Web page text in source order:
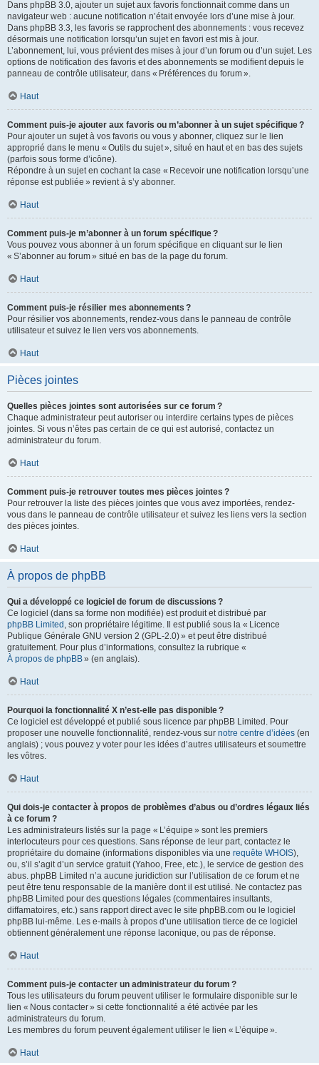
Dans phpBB 3.0, ajouter un sujet aux favoris fonctionnait comme dans un
navigateur web : aucune notification n’était envoyée lors d’une mise à jour.
Dans phpBB 3.3, les favoris se rapprochent des abonnements : vous recevez
désormais une notification lorsqu’un sujet en favori est mis à jour.
L’abonnement, lui, vous prévient des mises à jour d’un forum ou d’un sujet. Les
options de notification des favoris et des abonnements se modifient depuis le
panneau de contrôle utilisateur, dans « Préférences du forum ».
Haut
Comment puis-je ajouter aux favoris ou m’abonner à un sujet spécifique ?
Pour ajouter un sujet à vos favoris ou vous y abonner, cliquez sur le lien
approprié dans le menu « Outils du sujet », situé en haut et en bas des sujets
(parfois sous forme d’icône).
Répondre à un sujet en cochant la case « Recevoir une notification lorsqu’une
réponse est publiée » revient à s’y abonner.
Haut
Comment puis-je m’abonner à un forum spécifique ?
Vous pouvez vous abonner à un forum spécifique en cliquant sur le lien
« S’abonner au forum » situé en bas de la page du forum.
Haut
Comment puis-je résilier mes abonnements ?
Pour résilier vos abonnements, rendez-vous dans le panneau de contrôle
utilisateur et suivez le lien vers vos abonnements.
Haut
Pièces jointes
Quelles pièces jointes sont autorisées sur ce forum ?
Chaque administrateur peut autoriser ou interdire certains types de pièces
jointes. Si vous n’êtes pas certain de ce qui est autorisé, contactez un
administrateur du forum.
Haut
Comment puis-je retrouver toutes mes pièces jointes ?
Pour retrouver la liste des pièces jointes que vous avez importées, rendez-
vous dans le panneau de contrôle utilisateur et suivez les liens vers la section
des pièces jointes.
Haut
À propos de phpBB
Qui a développé ce logiciel de forum de discussions ?
Ce logiciel (dans sa forme non modifiée) est produit et distribué par
phpBB Limited , son propriétaire légitime. Il est publié sous la « Licence
Publique Générale GNU version 2 (GPL-2.0) » et peut être distribué
gratuitement. Pour plus d’informations, consultez la rubrique «
À propos de phpBB» (en anglais).
Haut
Pourquoi la fonctionnalité X n’est-elle pas disponible ?
Ce logiciel est développé et publié sous licence par phpBB Limited. Pour
proposer une nouvelle fonctionnalité, rendez-vous sur notre centre d’idées (en
anglais) ; vous pouvez y voter pour les idées d’autres utilisateurs et soumettre
les vôtres.
Haut
Qui dois-je contacter à propos de problèmes d’abus ou d’ordres légaux liés
à ce forum ?
Les administrateurs listés sur la page « L’équipe » sont les premiers
interlocuteurs pour ces questions. Sans réponse de leur part, contactez le
propriétaire du domaine (informations disponibles via une requête WHOIS),
ou, s’il s’agit d’un service gratuit (Yahoo, Free, etc.), le service de gestion des
abus. phpBB Limited n’a aucune juridiction sur l’utilisation de ce forum et ne
peut être tenu responsable de la manière dont il est utilisé. Ne contactez pas
phpBB Limited pour des questions légales (commentaires insultants,
diffamatoires, etc.) sans rapport direct avec le site phpBB.com ou le logiciel
phpBB lui-même. Les e-mails à propos d’une utilisation tierce de ce logiciel
obtiennent généralement une réponse laconique, ou pas de réponse.
Haut
Comment puis-je contacter un administrateur du forum ?
Tous les utilisateurs du forum peuvent utiliser le formulaire disponible sur le
lien « Nous contacter » si cette fonctionnalité a été activée par les
administrateurs du forum.
Les membres du forum peuvent également utiliser le lien « L’équipe ».
Haut